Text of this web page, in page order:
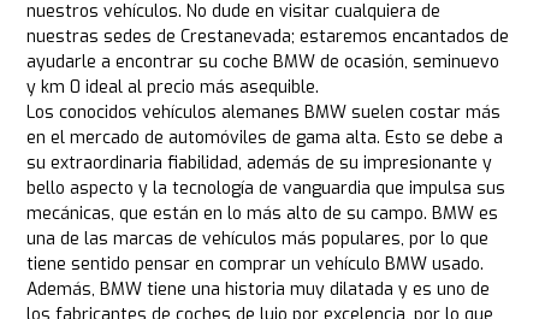
nuestros vehículos. No dude en visitar cualquiera de
nuestras sedes de Crestanevada; estaremos encantados de
ayudarle a encontrar su coche BMW de ocasión, seminuevo
y km 0 ideal al precio más asequible.
Los conocidos vehículos alemanes BMW suelen costar más
en el mercado de automóviles de gama alta. Esto se debe a
su extraordinaria fiabilidad, además de su impresionante y
bello aspecto y la tecnología de vanguardia que impulsa sus
mecánicas, que están en lo más alto de su campo. BMW es
una de las marcas de vehículos más populares, por lo que
tiene sentido pensar en comprar un vehículo BMW usado.
Además, BMW tiene una historia muy dilatada y es uno de
los fabricantes de coches de lujo por excelencia, por lo que